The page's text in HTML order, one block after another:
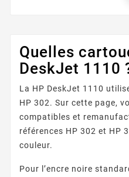
Quelles
DeskJet 1110
La HP DeskJet 1110
HP 302. Sur cette page,
compatibles et
références HP 302 et HP
couleur.
Pour l’encre noire